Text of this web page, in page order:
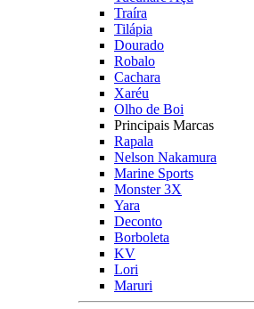
Traíra
Tilápia
Dourado
Robalo
Cachara
Xaréu
Olho de Boi
Principais Marcas
Rapala
Nelson Nakamura
Marine Sports
Monster 3X
Yara
Deconto
Borboleta
KV
Lori
Maruri